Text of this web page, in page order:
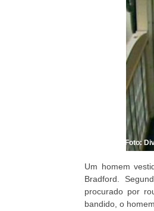
Foto:
Um homem
Bradford.
procurado por
bandido, o